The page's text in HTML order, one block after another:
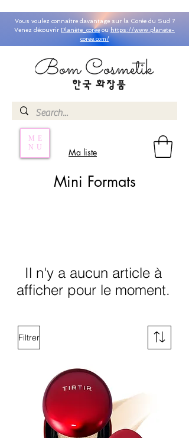
ME
NU
Ma liste
Vous voulez connaître davantage sur la Corée du Sud ?
Venez découvrir Planète_coreeouhttps://www.planete-
coree.com/
Mini Formats
Il n'y a aucun article à
afficher pour le moment.
Filtrer